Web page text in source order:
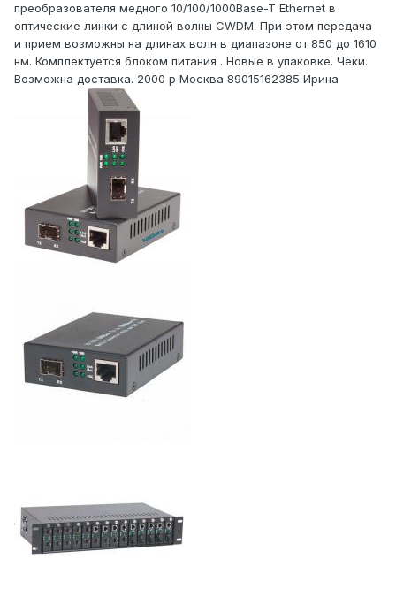
преобразователя медного 10/100/1000Base-T Ethernet в
оптические линки с длиной волны CWDM. При этом передача
и прием возможны на длинах волн в диапазоне от 850 до 1610
нм. Комплектуется блоком питания . Новые в упаковке. Чеки.
Возможна доставка. 2000 р Москва 89015162385 Ирина